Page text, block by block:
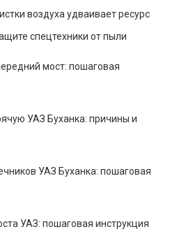
воздуха удваивает ресурс
спецтехники от пыли
мост: пошаговая
УАЗ Буханка: причины и
УАЗ Буханка: пошаговая
УАЗ: пошаговая инструкция